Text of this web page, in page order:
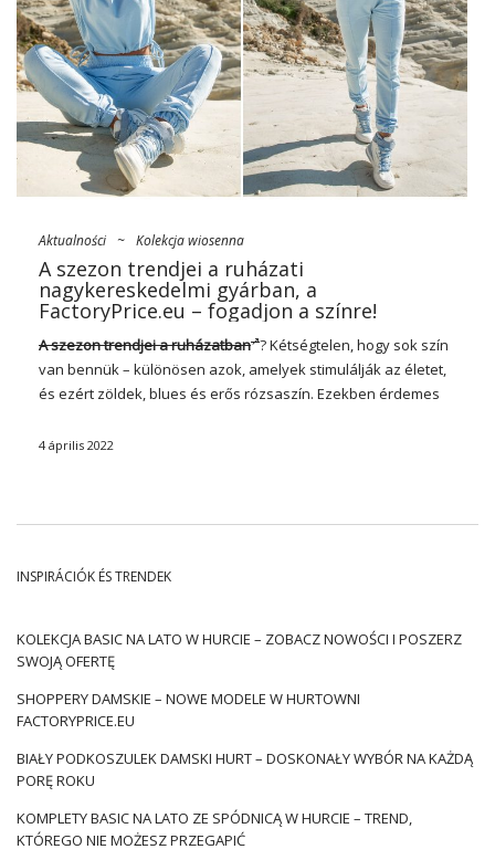
Aktualności ~ Kolekcja wiosenna
A szezon trendjei a ruházati
nagykereskedelmi gyárban, a
FactoryPrice.eu – fogadjon a színre!
A szezon trendjei a ruházatban ? Kétségtelen, hogy sok szín
van bennük – különösen azok, amelyek stimulálják az életet,
és ezért zöldek, blues és erős rózsaszín. Ezekben érdemes
kíséretében. Tekintse meg tavaszi ellenőrző listánkat, és
nagykereskedőben, a
A 2022 tavasz visszatér a divatos játszóterekhez – forma és
szín.A szezon trendjei a női ruházat nagykereskedelmében
minták a 60./70 év, ami felvidít bármilyen kombinációja,
függetlenül attól, hogy az alkalomból. Sok eredeti anyag,
fodros és kötés található, és a merész érzéki kivágások –
hátul, gyomor és nyakkivágás. A maximalista megoldások
a még mindig divatos dán minimalizmusba. Ezért az éles
vállvonalak, férfias vágások és fanatikusan láncolt barázdák.
4 április 2022
INSPIRÁCIÓK ÉS TRENDEK
KOLEKCJA BASIC NA LATO W HURCIE – ZOBACZ NOWOŚCI I POSZERZ
SWOJĄ OFERTĘ
SHOPPERY DAMSKIE – NOWE MODELE W HURTOWNI
FACTORYPRICE.EU
BIAŁY PODKOSZULEK DAMSKI HURT – DOSKONAŁY WYBÓR NA KAŻDĄ
PORĘ ROKU
KOMPLETY BASIC NA LATO ZE SPÓDNICĄ W HURCIE – TREND,
KTÓREGO NIE MOŻESZ PRZEGAPIĆ